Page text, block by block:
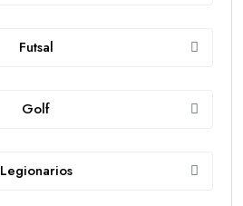
Futsal
Golf
Legionarios